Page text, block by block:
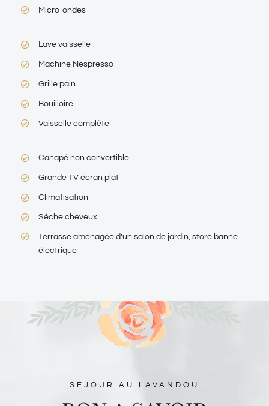
Micro-ondes
Lave vaisselle
Machine Nespresso
Grille pain
Bouilloire
Vaisselle complète
Canapé non convertible
Grande TV écran plat
Climatisation
Sèche cheveux
Terrasse aménagée d’un salon de jardin, store banne
électrique
SEJOUR AU LAVANDOU